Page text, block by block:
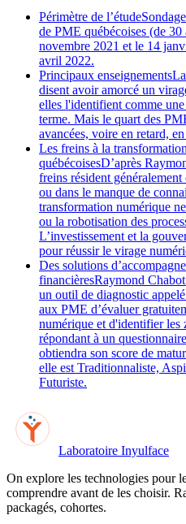
Périmètre de
de PME québécoises (de 30
novembre 2021 et le 14
avril 2022.
Principaux
disent avoir amorcé un
elles l'identifient comme
terme. Mais le quart des
avancées, voire en retard,
Les freins à la
québécoisesD’après
freins résident
ou dans le manque de
transformation numérique
ou la robotisation des
L’investissement et la
pour réussir le virage
Des solutions
financièresRaymond
un outil de diagnostic
aux PME d’évaluer
numérique et d'identifier les
répondant à un
obtiendra son score de
elle est Traditionnaliste,
Futuriste.
Laboratoire Inyulface
On explore les technologies pour
comprendre avant de les choisir.
packagés, cohortes.